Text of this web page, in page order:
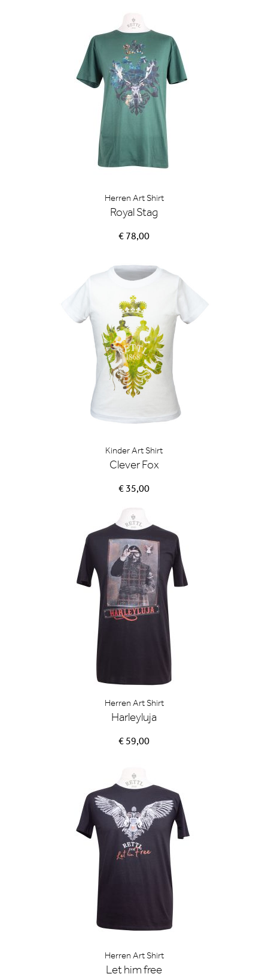
Herren Art Shirt
Royal Stag
€ 78,00
Kinder Art Shirt
Clever Fox
€ 35,00
Herren Art Shirt
Harleyluja
€ 59,00
Herren Art Shirt
Let him free